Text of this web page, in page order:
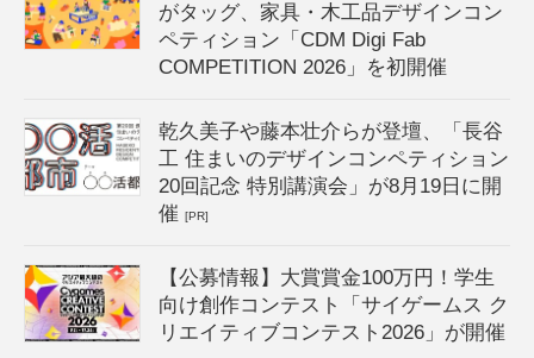
がタッグ、家具・木工品デザインコン
ペティション「CDM Digi Fab
COMPETITION 2026」を初開催
乾久美子や藤本壮介らが登壇、「長谷
工 住まいのデザインコンペティション
20回記念 特別講演会」が8月19日に開
催[PR]
【公募情報】大賞賞金100万円！学生
向け創作コンテスト「サイゲームス ク
リエイティブコンテスト2026」が開催